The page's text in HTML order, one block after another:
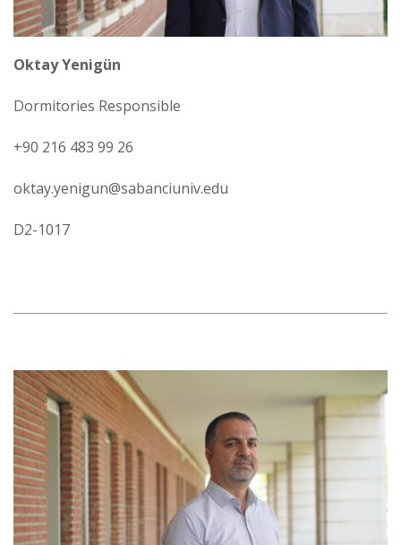
Oktay Yenigün
Dormitories Responsible
+90 216 483 99 26
oktay.yenigun@sabanciuniv.edu
D2-1017
Görsel